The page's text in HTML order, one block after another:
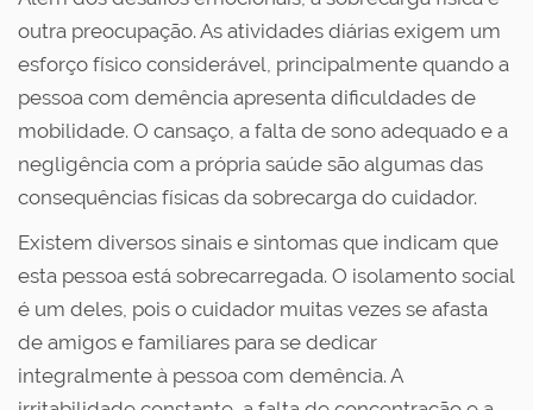
outra preocupação. As atividades diárias exigem um
esforço físico considerável, principalmente quando a
pessoa com demência apresenta dificuldades de
mobilidade. O cansaço, a falta de sono adequado e a
negligência com a própria saúde são algumas das
consequências físicas da sobrecarga do cuidador.
Existem diversos sinais e sintomas que indicam que
esta pessoa está sobrecarregada. O isolamento social
é um deles, pois o cuidador muitas vezes se afasta
de amigos e familiares para se dedicar
integralmente à pessoa com demência. A